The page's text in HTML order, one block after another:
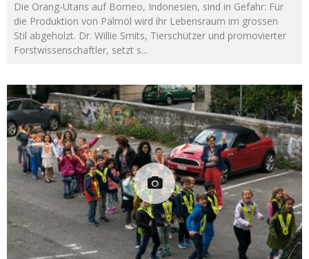
Die Orang-Utans auf Borneo, Indonesien, sind in Gefahr: Für
die Produktion von Palmöl wird ihr Lebensraum im grossen
Stil abgeholzt. Dr. Willie Smits, Tierschützer und promovierter
Forstwissenschaftler, setzt s...